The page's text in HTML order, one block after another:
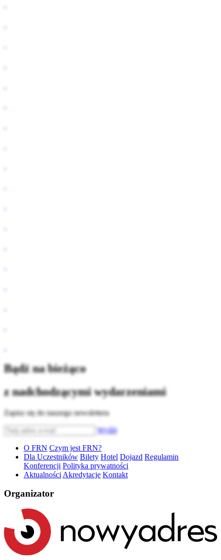
Bądź na bieżąco
z nadchodzącymi wydarzeniami
Zapisz się do naszego newslettera
Wyślij
O FRN Czym jest FRN?
Dla Uczestników Bilety Hotel Dojazd Regulamin
Konferencji Polityka prywatności
Aktualności Akredytacje Kontakt
Organizator